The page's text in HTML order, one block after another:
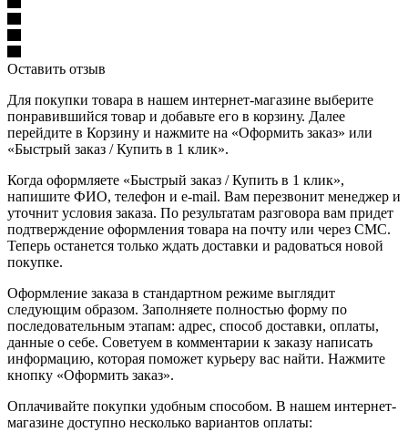
Оставить отзыв
Для покупки товара в нашем интернет-магазине выберите
понравившийся товар и добавьте его в корзину. Далее
перейдите в Корзину и нажмите на «Оформить заказ» или
«Быстрый заказ / Купить в 1 клик».
Когда оформляете «Быстрый заказ / Купить в 1 клик»,
напишите ФИО, телефон и e-mail. Вам перезвонит менеджер и
уточнит условия заказа. По результатам разговора вам придет
подтверждение оформления товара на почту или через СМС.
Теперь останется только ждать доставки и радоваться новой
покупке.
Оформление заказа в стандартном режиме выглядит
следующим образом. Заполняете полностью форму по
последовательным этапам: адрес, способ доставки, оплаты,
данные о себе. Советуем в комментарии к заказу написать
информацию, которая поможет курьеру вас найти. Нажмите
кнопку «Оформить заказ».
Оплачивайте покупки удобным способом. В нашем интернет-
магазине доступно несколько вариантов оплаты: